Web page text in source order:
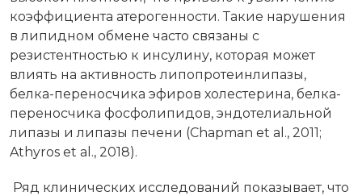
коэффициента атерогенности. Такие нарушения
в липидном обмене часто связаны с
резистентностью к инсулину, которая может
влиять на активность липопротеинлипазы,
белка-переносчика эфиров холестерина, белка-
переносчика фосфолипидов, эндотелиальной
липазы и липазы печени (Chapman et al., 2011;
Athyros et al., 2018).
Ряд клинических исследований показывает, что